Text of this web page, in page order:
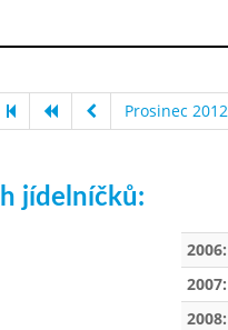
Prosinec 2012
jídelníčků:
2006:
2007:
2008: